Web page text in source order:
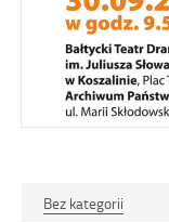
Bez kategorii